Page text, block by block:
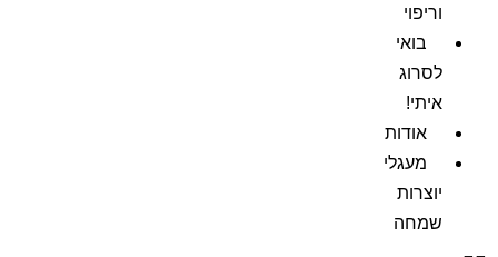
וריפוי
בואי
לסרוג
איתי!
אודות
מעגלי
יוצרות
שמחה